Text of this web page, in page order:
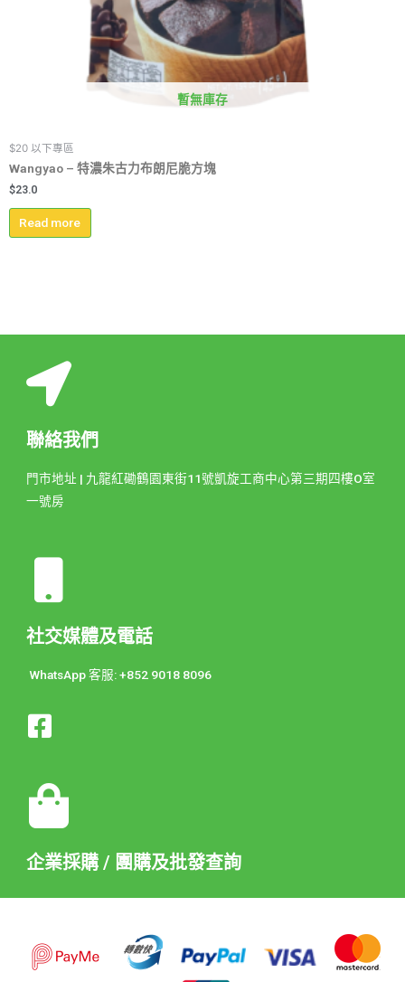
暫無庫存
$20 以下專區
Wangyao – 特濃朱古力布朗尼脆方塊
$23.0
Read more
聯絡我們
門市地址 | 九龍紅磡鶴園東街11號凱旋工商中心第三期四樓O室
一號房
社交媒體及電話
WhatsApp 客服: +852 9018 8096
企業採購 / 團購及批發查詢